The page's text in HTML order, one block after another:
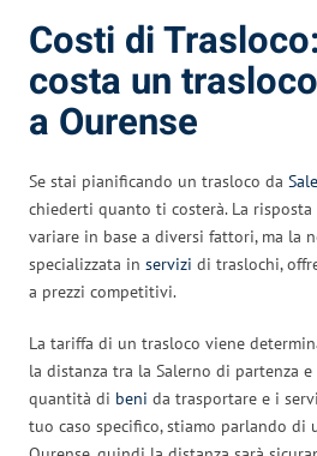
Costi di
costa un
a Ourense
Se stai pianificando un trasloco da
chiederti quanto ti costerà. La risposta
variare in base a diversi fattori, ma la
specializzata in servizi di traslochi,
a prezzi competitivi.
La tariffa di un trasloco viene
la distanza tra la Salerno di partenza
quantità di beni da trasportare e i
tuo caso specifico, stiamo parlando di